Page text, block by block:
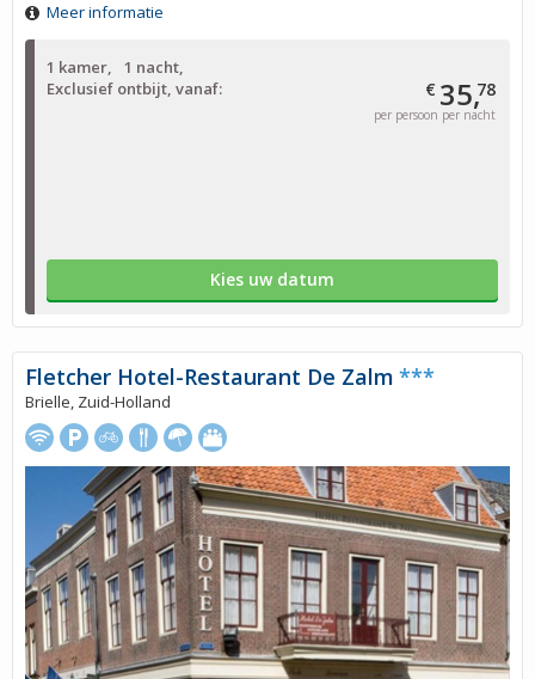
1 kamer
1 nacht
Exclusief ontbijt, vanaf:
€ 35,78
per persoon per nacht
Kies uw datum
Meer informatie
Fletcher Hotel-Restaurant De Zalm ***
Brielle, Zuid-Holland